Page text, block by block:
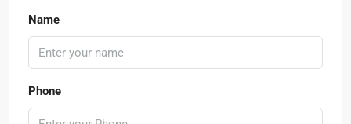
Name
Phone